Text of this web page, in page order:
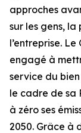
approches
sur les gens,
l’entreprise. Le
engagé à
service du
le cadre de sa
à zéro ses
2050. Grâce à